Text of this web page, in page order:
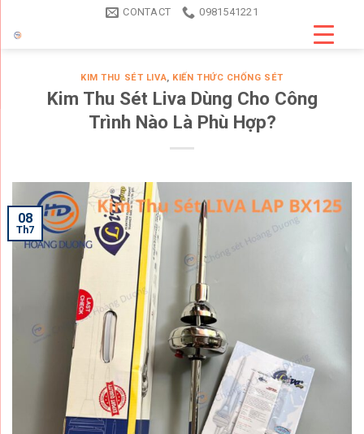
CONTACT 0981541221
KIM THU SÉT LIVA, KIẾN THỨC CHỐNG SÉT
Kim Thu Sét Liva Dùng Cho Công
Trình Nào Là Phù Hợp?
08
Th7